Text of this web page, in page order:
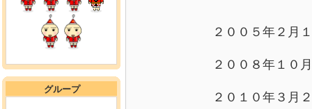
グループ
２００５年２月
２００８年１０
２０１０年３月